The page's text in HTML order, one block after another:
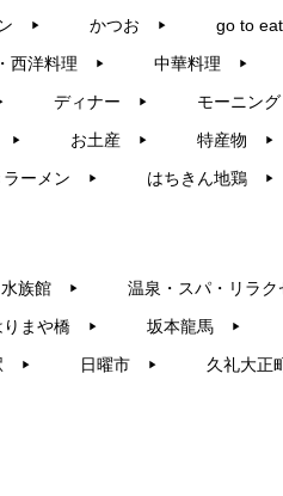
▶︎ かつお ▶︎ go to eat
西洋料理 ▶︎ 中華料理 ▶︎
ディナー ▶︎ モーニング
▶︎ お土産 ▶︎ 特産物 ▶︎
ーメン ▶︎ はちきん地鶏 ▶︎
族館 ▶︎ 温泉・スパ・リラク
りまや橋 ▶︎ 坂本龍馬 ▶︎
▶︎ 日曜市 ▶︎ 久礼大正